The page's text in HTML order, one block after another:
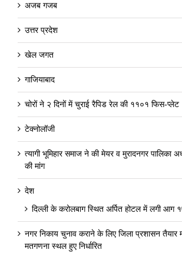
अजब गजब
उत्तर प्रदेश
खेल जगत
गाजियाबाद
चोरों ने २ दिनों में चुराई रैपिड रेल की ११०१ फिस-प्लेट
टेक्नोलॉजी
त्यागी भूमिहार समाज ने की मेयर व मुरादनगर पालिका
की मांग
देश
दिल्ली के करोलबाग स्थित अर्पित होटल में लगी आग
नगर निकाय चुनाव कराने के लिए जिला प्रशासन तैयार
मतगणना स्थल हुए निर्धारित